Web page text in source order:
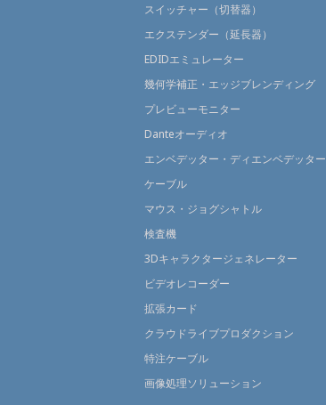
スイッチャー（切替器）
エクステンダー（延長器）
EDIDエミュレーター
幾何学補正・エッジブレンディング
プレビューモニター
Danteオーディオ
エンベデッター・ディエンベデッター
ケーブル
マウス・ジョグシャトル
検査機
3Dキャラクタージェネレーター
ビデオレコーダー
拡張カード
クラウドライブプロダクション
特注ケーブル
画像処理ソリューション